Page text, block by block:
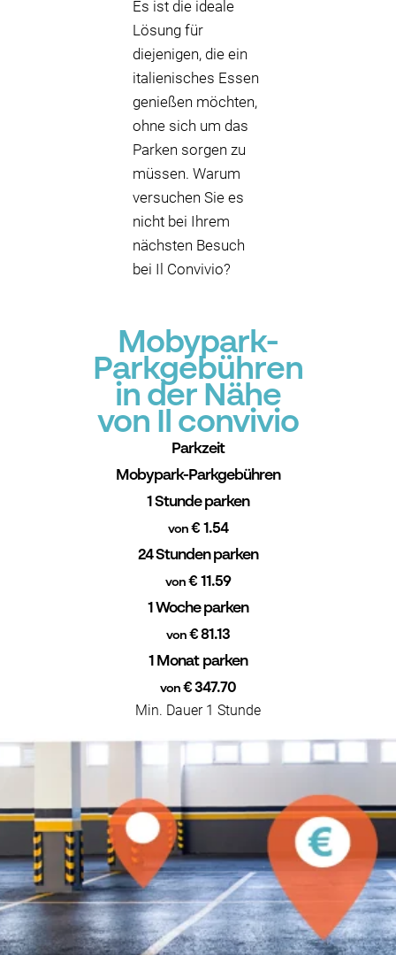
Es ist die ideale
Lösung für
diejenigen, die ein
italienisches Essen
genießen möchten,
ohne sich um das
Parken sorgen zu
müssen. Warum
versuchen Sie es
nicht bei Ihrem
nächsten Besuch
bei Il Convivio?
Mobypark-
Parkgebühren
in der Nähe
von Il convivio
Parkzeit
Mobypark-Parkgebühren
1 Stunde parken
von € 1.54
24 Stunden parken
von € 11.59
1 Woche parken
von€ 81.13
1 Monat parken
von€ 347.70
Min. Dauer 1 Stunde